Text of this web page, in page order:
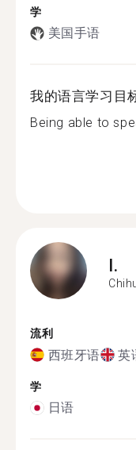
学
美国手语
我的语言学习目
Being able to
I.
流利
西班牙语 英
学
日语